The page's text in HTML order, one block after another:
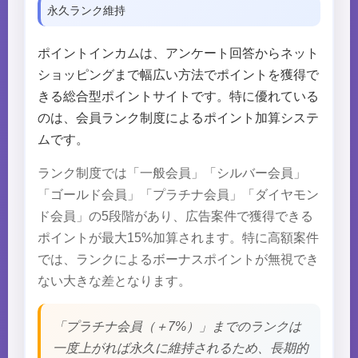
永久ランク維持
ポイントインカムは、アンケート回答からネット
ショッピングまで幅広い方法でポイントを獲得で
きる総合型ポイントサイトです。特に優れている
のは、会員ランク制度によるポイント加算システ
ムです。
ランク制度では「一般会員」「シルバー会員」
「ゴールド会員」「プラチナ会員」「ダイヤモン
ド会員」の5段階があり、広告案件で獲得できる
ポイントが最大15%加算されます。特に高額案件
では、ランクによるボーナスポイントが無視でき
ない大きな差となります。
「プラチナ会員（＋7%）」までのランクは
一度上がれば永久に維持されるため、長期的